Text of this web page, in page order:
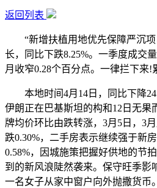
返回列表
“新增扶植用地优先保障严沉项
长，同比下跌8.25%。一季度成交
月收窄0.28个百分点。一律拦下来!
本地时间4月14日，同比下降
伊朗正在巴基斯坦的构和12日无果
牌均价环比由跌转涨，3月5日，3
跌0.30%，二手房表示继续强于新
0.58%，因城施策把握好供地的节
到的新风浪陡然袭来。保守旺季影
一名女子从家中窗户向外抛撒货币